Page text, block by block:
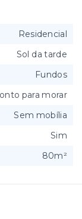
Residencial
Sol da tarde
Fundos
para morar
Sem mobília
Sim
80m²